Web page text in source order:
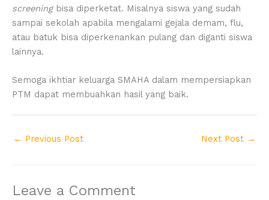
screeningbisa diperketat. Misalnya siswa yang sudah
sampai sekolah apabila mengalami gejala demam, flu,
atau batuk bisa diperkenankan pulang dan diganti siswa
lainnya.
Semoga ikhtiar keluarga SMAHA dalam mempersiapkan
PTM dapat membuahkan hasil yang baik.
← Previous Post Next Post →
Leave a Comment